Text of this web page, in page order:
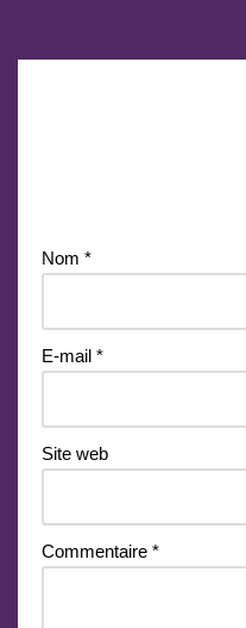
Nom *
E-mail *
Site web
Commentaire *